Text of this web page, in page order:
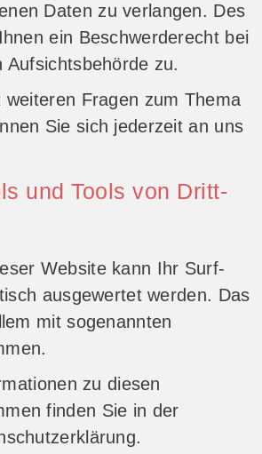
Daten zu verlangen. Des
ein Beschwerderecht bei
Aufsichtsbehörde zu.
weiteren Fragen zum Thema
Sie sich jederzeit an uns
und Tools von Dritt­
Website kann Ihr Surf-
ausgewertet werden. Das
mit sogenannten
zu diesen
finden Sie in der